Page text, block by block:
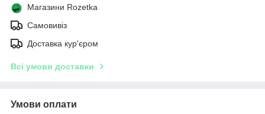
Магазини Rozetka
Самовивіз
Доставка кур'єром
Всі умови доставки
Умови оплати